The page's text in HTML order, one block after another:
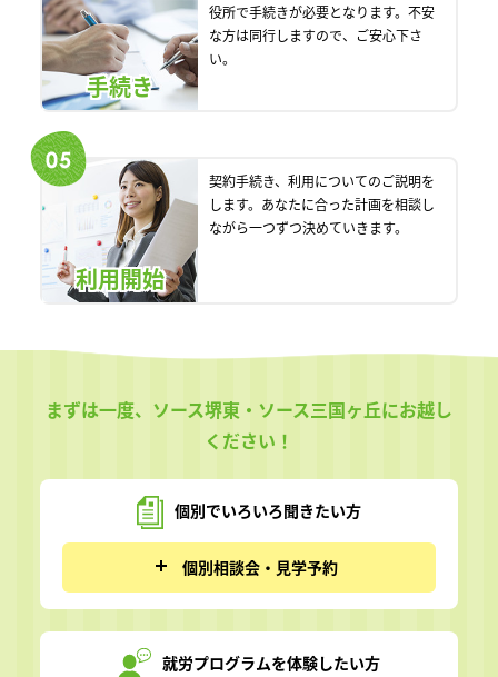
手続き
役所で手続きが必要となります。不安
な方は同行しますので、ご安心下さ
い。
利用開始
契約手続き、利用についてのご説明を
します。あなたに合った計画を相談し
ながら一つずつ決めていきます。
まずは一度、ソース堺東・ソース三国ヶ丘にお越し
ください！
個別でいろいろ聞きたい方
個別相談会・見学予約
就労プログラムを体験したい方